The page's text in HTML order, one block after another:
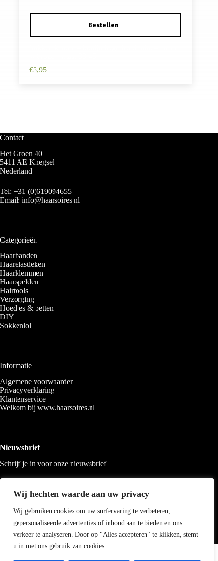
Wij hechten waarde aan uw privacy
Wij gebruiken cookies om uw surfervaring te verbeteren,
gepersonaliseerde advertenties of inhoud aan te bieden en ons
verkeer te analyseren. Door op "Alles accepteren" te klikken, stemt
u in met ons gebruik van cookies.
€3,95
Contact
Het Groen 40
5411 AE Knegsel
Nederland
Tel: +31 (0)619094655
Email: info@haarsoires.nl
Categorieën
Haarbanden
Haarelastieken
Haarklemmen
Haarspelden
Hairtools
Verzorging
Hoedjes & petten
DIY
Sokkenlol
Informatie
Algemene voorwaarden
Privacyverklaring
Klantenservice
Welkom bij www.haarsoires.nl
Nieuwsbrief
Schrijf je in voor onze nieuwsbrief
Copyright 2026 Haarsoires